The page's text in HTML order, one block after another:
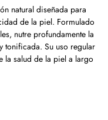
natural diseñada para
de la piel. Formulado
nutre profundamente la
tonificada. Su uso regular
la salud de la piel a largo